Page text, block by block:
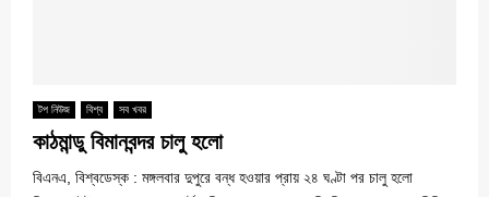
টপ নিউজ বিশ্ব সব খবর
কাঠমান্ডু বিমানবন্দর চালু হলো
বিএনএ, বিশ্বডেস্ক : মঙ্গলবার দুপুরে বন্ধ হওয়ার প্রায় ২৪ ঘণ্টা পর চালু হলো